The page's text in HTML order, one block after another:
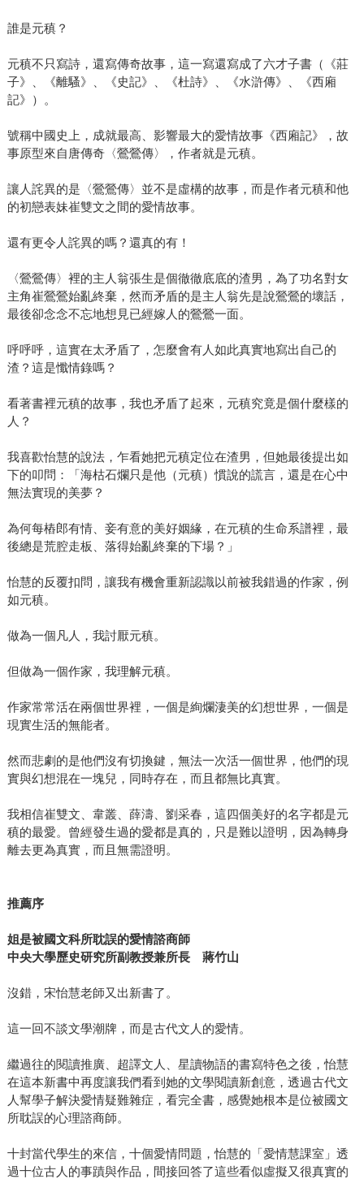
誰是元稹？
元稹不只寫詩，還寫傳奇故事，這一寫還寫成了六才子書（《莊
子》、《離騷》、《史記》、《杜詩》、《水滸傳》、《西廂
記》）。
號稱中國史上，成就最高、影響最大的愛情故事《西廂記》，故
事原型來自唐傳奇〈鶯鶯傳〉，作者就是元稹。
讓人詫異的是〈鶯鶯傳〉並不是虛構的故事，而是作者元稹和他
的初戀表妹崔雙文之間的愛情故事。
還有更令人詫異的嗎？還真的有！
〈鶯鶯傳〉裡的主人翁張生是個徹徹底底的渣男，為了功名對女
主角崔鶯鶯始亂終棄，然而矛盾的是主人翁先是說鶯鶯的壞話，
最後卻念念不忘地想見已經嫁人的鶯鶯一面。
呼呼呼，這實在太矛盾了，怎麼會有人如此真實地寫出自己的
渣？這是懺情錄嗎？
看著書裡元稹的故事，我也矛盾了起來，元稹究竟是個什麼樣的
人？
我喜歡怡慧的說法，乍看她把元稹定位在渣男，但她最後提出如
下的叩問：「海枯石爛只是他（元稹）慣說的謊言，還是在心中
無法實現的美夢？
為何每樁郎有情、妾有意的美好姻緣，在元稹的生命系譜裡，最
後總是荒腔走板、落得始亂終棄的下場？」
怡慧的反覆扣問，讓我有機會重新認識以前被我錯過的作家，例
如元稹。
做為一個凡人，我討厭元稹。
但做為一個作家，我理解元稹。
作家常常活在兩個世界裡，一個是絢爛淒美的幻想世界，一個是
現實生活的無能者。
然而悲劇的是他們沒有切換鍵，無法一次活一個世界，他們的現
實與幻想混在一塊兒，同時存在，而且都無比真實。
我相信崔雙文、韋叢、薛濤、劉采春，這四個美好的名字都是元
稹的最愛。曾經發生過的愛都是真的，只是難以證明，因為轉身
離去更為真實，而且無需證明。
推薦序
姐是被國文科所耽誤的愛情諮商師
中央大學歷史研究所副教授兼所長 蔣竹山
沒錯，宋怡慧老師又出新書了。
這一回不談文學潮牌，而是古代文人的愛情。
繼過往的閱讀推廣、超譯文人、星讀物語的書寫特色之後，怡慧
在這本新書中再度讓我們看到她的文學閱讀新創意，透過古代文
人幫學子解決愛情疑難雜症，看完全書，感覺她根本是位被國文
所耽誤的心理諮商師。
十封當代學生的來信，十個愛情問題，怡慧的「愛情慧課室」透
過十位古人的事蹟與作品，間接回答了這些看似虛擬又很真實的